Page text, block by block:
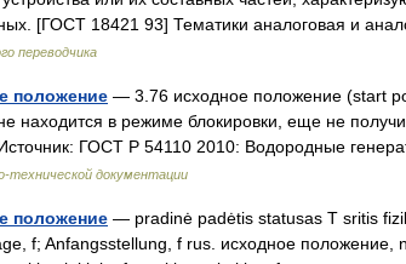
[ГОСТ 18421 93] Тематики аналоговая и
переводчика
положение — 3.76 исходное положение (start
находится в режиме блокировки, еще не
Источник: ГОСТ Р 54110 2010: Водородные
технической документации
положение — pradinė padėtis statusas T sritis
f; Anfangsstellung, f rus. исходное